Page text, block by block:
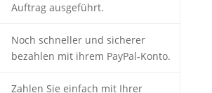
Auftrag ausgeführt.
Noch schneller und sicherer
bezahlen mit ihrem PayPal-Konto.
Zahlen Sie einfach mit Ihrer